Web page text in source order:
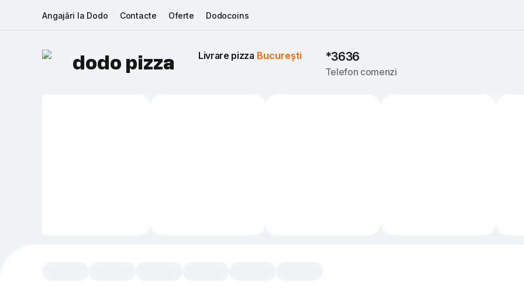
Angajări la Dodo Contacte Oferte Dodocoins
dodo pizza Livrare pizza București *3636
Telefon comenzi